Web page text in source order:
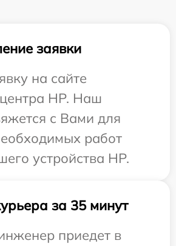
заявки
на сайте
HP. Наш
с Вами для
работ
устройства HP.
за 35 минут
приедет в